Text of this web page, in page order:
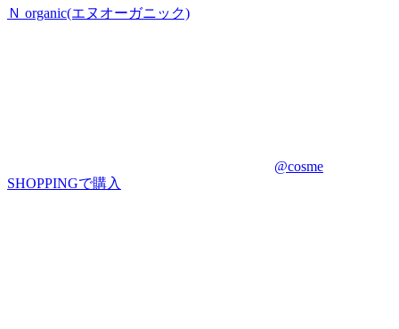
Ｎ organic(エヌオーガニック)
@cosme
SHOPPINGで購入